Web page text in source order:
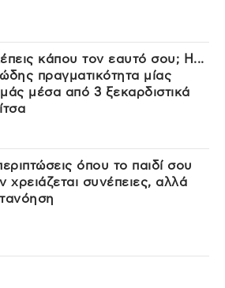
κάπου τον εαυτό σου; Η...
πραγματικότητα μίας
μέσα από 3 ξεκαρδιστικά
όπου το παιδί σου
χρειάζεται συνέπειες, αλλά